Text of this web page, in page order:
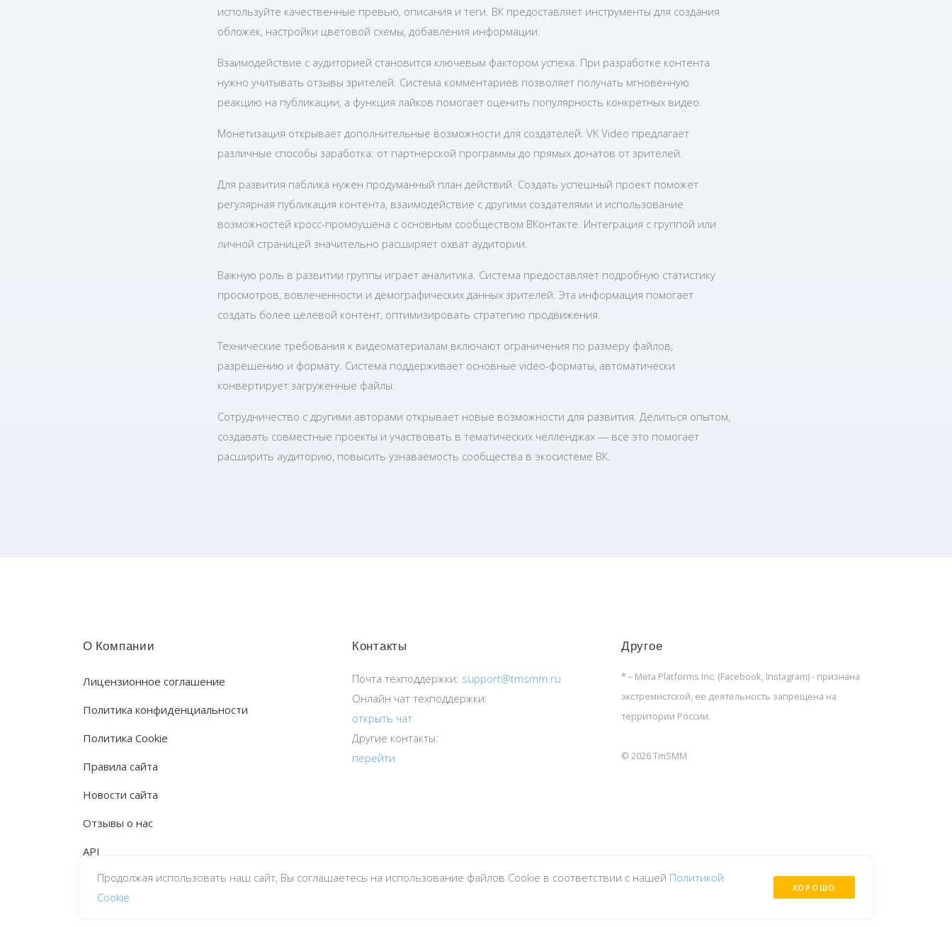
используйте качественные превью, описания и теги. ВК предоставляет инструменты для создания
обложек, настройки цветовой схемы, добавления информации.
Взаимодействие с аудиторией становится ключевым фактором успеха. При разработке контента
нужно учитывать отзывы зрителей. Система комментариев позволяет получать мгновенную
реакцию на публикации, а функция лайков помогает оценить популярность конкретных видео.
Монетизация открывает дополнительные возможности для создателей. VK Video предлагает
различные способы заработка: от партнерской программы до прямых донатов от зрителей.
Для развития паблика нужен продуманный план действий. Создать успешный проект поможет
регулярная публикация контента, взаимодействие с другими создателями и использование
возможностей кросс-промоушена с основным сообществом ВКонтакте. Интеграция с группой или
личной страницей значительно расширяет охват аудитории.
Важную роль в развитии группы играет аналитика. Система предоставляет подробную статистику
просмотров, вовлеченности и демографических данных зрителей. Эта информация помогает
создать более целевой контент, оптимизировать стратегию продвижения.
Технические требования к видеоматериалам включают ограничения по размеру файлов,
разрешению и формату. Система поддерживает основные video-форматы, автоматически
конвертирует загруженные файлы.
Сотрудничество с другими авторами открывает новые возможности для развития. Делиться опытом,
создавать совместные проекты и участвовать в тематических челленджах — все это помогает
расширить аудиторию, повысить узнаваемость сообщества в экосистеме ВК.
О Компании
Лицензионное соглашение
Политика конфиденциальности
Политика Cookie
Правила сайта
Новости сайта
Отзывы о нас
API
Контакты
Почта техподдержки: support@tmsmm.ru
Онлайн чат техподдержки:
открыть чат
Другие контакты:
перейти
Другое
* – Meta Platforms Inc. (Facebook, Instagram) - признана
экстремистской, ее деятельность запрещена на
территории России.
© 2026 TmSMM
Продолжая использовать наш сайт, Вы соглашаетесь на использование файлов Cookie в соответствии с нашей Политикой
Сookie
ХОРОШО